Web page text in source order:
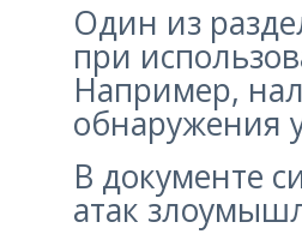
Один из
при
Например,
обнаружения
В документе
атак